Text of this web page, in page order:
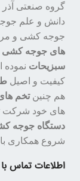
دانش و علم
جوجه کشی و
های جوجه کشی
سبزیحات
کیفیت و اصیل
هم چنینتخم
های خود شرکت
دستگاه جوجه
شروع همکاری با
اطلاعات تماس با